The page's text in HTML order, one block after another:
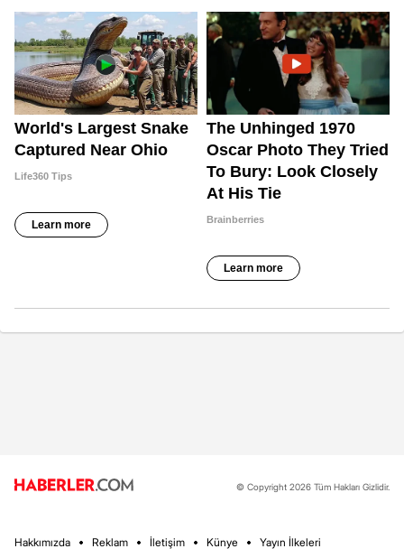
© Copyright 2026 Tüm Hakları Gizlidir.
Hakkımızda Reklam İletişim Künye Yayın İlkeleri